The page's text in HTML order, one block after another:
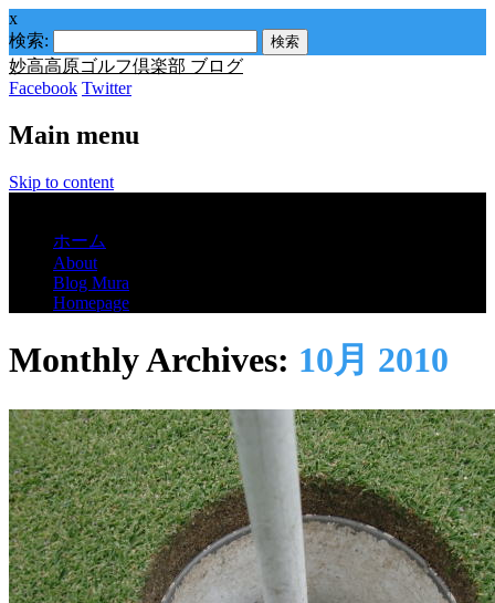
x
検索:
妙高高原ゴルフ倶楽部 ブログ
Facebook Twitter
Main menu
Skip to content
ホーム
About
Blog Mura
Homepage
Monthly Archives: 10月 2010